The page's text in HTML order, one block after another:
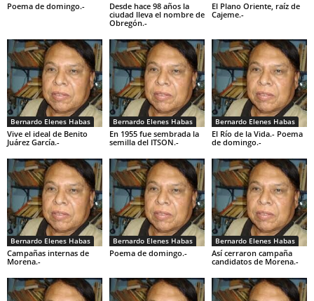
Poema de domingo.-
Desde hace 98 años la
ciudad lleva el nombre de
Obregón.-
El Plano Oriente, raíz de
Cajeme.-
Bernardo Elenes Habas
Vive el ideal de Benito
Juárez García.-
Bernardo Elenes Habas
En 1955 fue sembrada la
semilla del ITSON.-
Bernardo Elenes Habas
El Río de la Vida.- Poema
de domingo.-
Bernardo Elenes Habas
Campañas internas de
Morena.-
Bernardo Elenes Habas
Poema de domingo.-
Bernardo Elenes Habas
Así cerraron campaña
candidatos de Morena.-